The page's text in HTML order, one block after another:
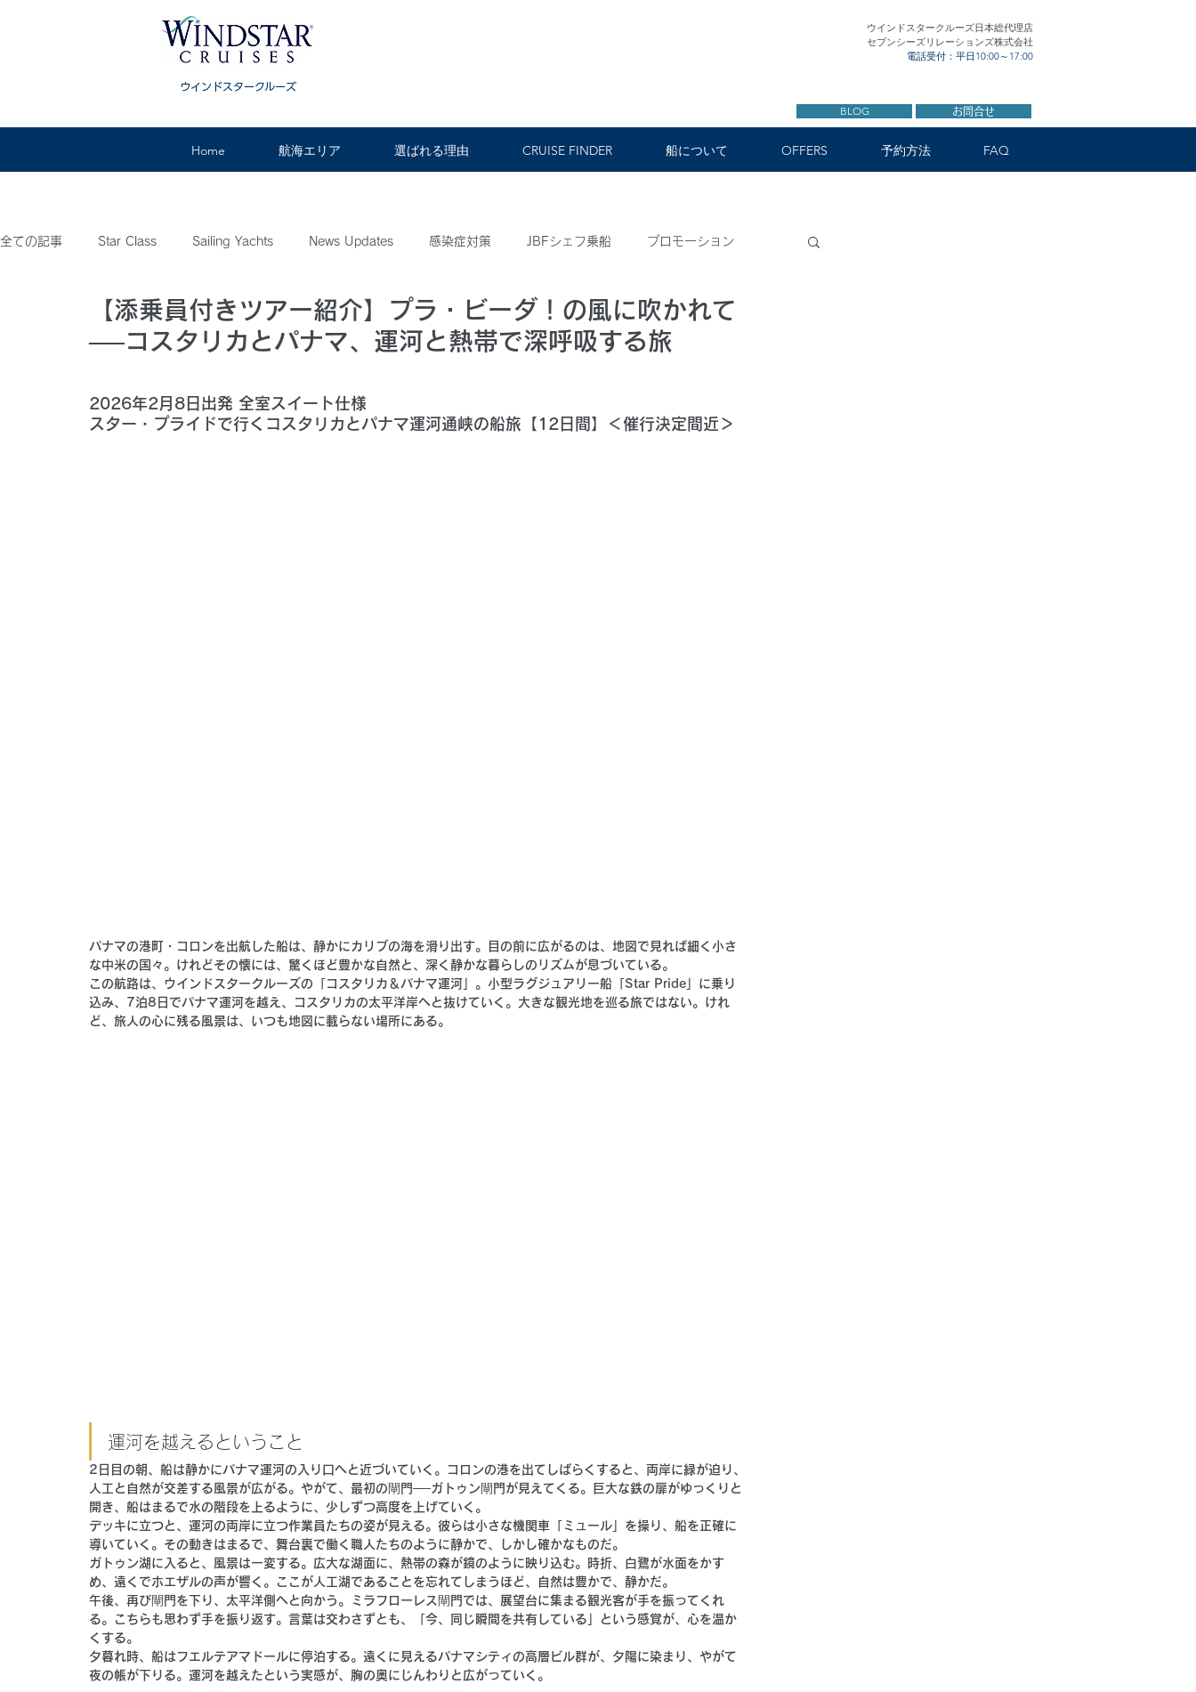
ウインドスタークルーズ
ウインドスタークルーズ日本総代理店
セブンシーズリレーションズ株式会社
電話受付：平日10:00～17:00
BLOG お問合せ
Home 航海エリア 選ばれる理由 CRUISE FINDER 船について OFFERS 予約方法 FAQ
全ての記事 Star Class Sailing Yachts News Updates 感染症対策 JBFシェフ乗船 プロモーション
新造船情報 添乗員付きツアー紹介 ニュース 航路紹介 お知らせ 7 for 7
【添乗員付きツアー紹介】プラ・ビーダ！の風に吹かれて
──コスタリカとパナマ、運河と熱帯で深呼吸する旅
2026年2月8日出発 全室スイート仕様
スター・プライドで行くコスタリカとパナマ運河通峡の船旅【12日間】＜催行決定間近＞
パナマの港町・コロンを出航した船は、静かにカリブの海を滑り出す。目の前に広がるのは、地図で見れば細く小さ
な中米の国々。けれどその懐には、驚くほど豊かな自然と、深く静かな暮らしのリズムが息づいている。
この航路は、ウインドスタークルーズの「コスタリカ＆パナマ運河」。小型ラグジュアリー船「Star Pride」に乗り
込み、7泊8日でパナマ運河を越え、コスタリカの太平洋岸へと抜けていく。大きな観光地を巡る旅ではない。けれ
ど、 旅人の心に残る風景は、いつも地図に載らない場所にある。
運河を越えるということ
2日目の朝、船は静かにパナマ運河の入り口へと近づいていく。コロンの港を出てしばらくすると、両岸に緑が迫り、
人工と自然が交差する風景が広がる。やがて、最初の閘門──ガトゥン閘門が見えてくる。巨大な鉄の扉がゆっくりと
開き、船はまるで水の階段を上るように、少しずつ高度を上げていく。
デッキに立つと、運河の両岸に立つ作業員たちの姿が見える。彼らは小さな機関車「ミュール」を操り、船を正確に
導いていく。その動きはまるで、舞台裏で働く職人たちのように静かで、しかし確かなものだ。
ガトゥン湖に入ると、風景は一変する。広大な湖面に、熱帯の森が鏡のように映り込む。時折、白鷺が水面をかす
め、遠くでホエザルの声が響く。ここが人工湖であることを忘れてしまうほど、自然は豊かで、静かだ。
午後、再び閘門を下り、太平洋側へと向かう。ミラフローレス閘門では、展望台に集まる観光客が手を振ってくれ
る。こちらも思わず手を振り返す。言葉は交わさずとも、
「今、同じ瞬間を共有している」
という感覚が、心を温か
くする。
夕暮れ時、船はフエルテアマドールに停泊する。遠くに見えるパナマシティの高層ビル群が、夕陽に染まり、やがて
夜の帳が下りる。運河を越えたという実感が、胸の奥にじんわりと広がっていく。